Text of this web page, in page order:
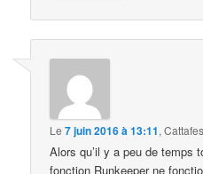
Le7 juin 2016 à 13:11,
Alors qu’il y a peu de temps
fonction Runkeeper ne